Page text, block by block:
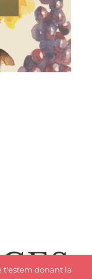
t'estem donant la